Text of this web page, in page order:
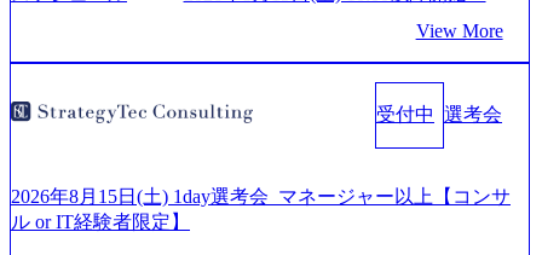
業、通信業界に強みがあり、ヘルスケアな業界は広げてい
く予定 インセンティブ支給という他社にはない制度 ワンプ
始～ 2026年8月7日(金) 16:00 ※枠が限られておりますので、
ご応募いただいてもご対応できない可能性がございます ※
だいたご応募者様については、1dayではなく通常選考での
ご案内とさせていただきます ● 面接(1次・最終を一度の面
View More
受付中 選考会
2026年8月15日(土) 1day選考会_マネージャー以上【コンサ
ル or IT経験者限定】